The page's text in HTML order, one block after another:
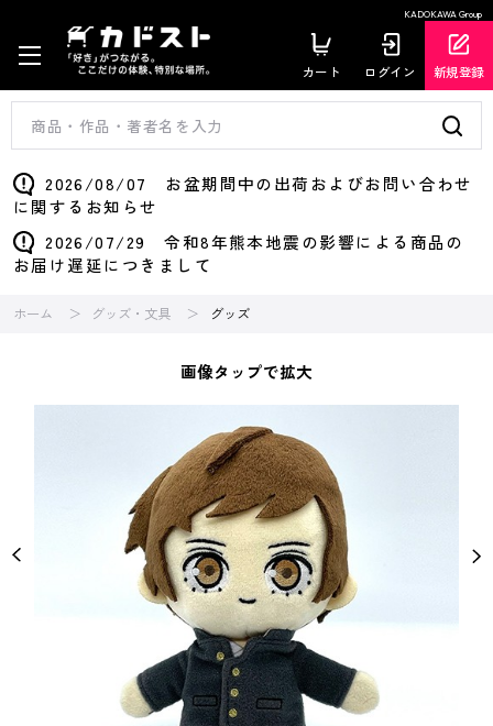
KADOKAWA Group
カート ログイン 新規登録
2026/08/07 お盆期間中の出荷およびお問い合わせ
に関するお知らせ
2026/07/29 令和8年熊本地震の影響による商品の
お届け遅延につきまして
ホーム グッズ・文具 グッズ
画像タップで拡大